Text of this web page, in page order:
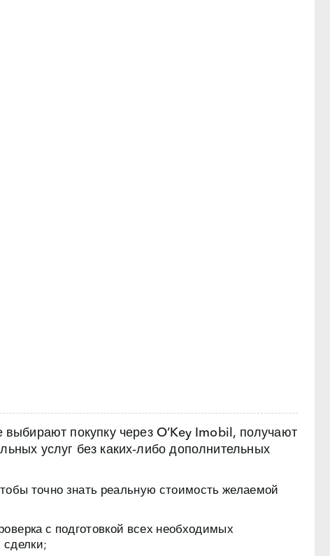
выбирают покупку через O’Key Imobil, получают
услуг без каких‑либо дополнительных
точно знать реальную стоимость желаемой
с подготовкой всех необходимых
сделки;